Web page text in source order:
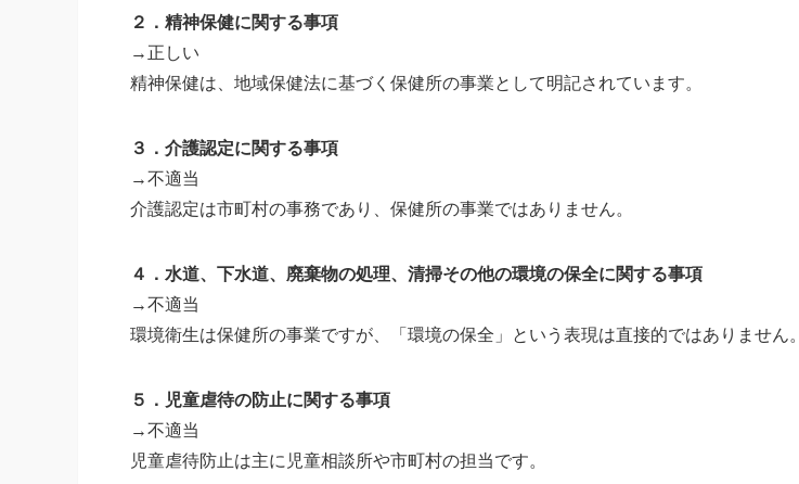
２．精神保健に関する事項
→正しい
精神保健は、地域保健法に基づく保健所の事業として明記されています。
３．介護認定に関する事項
→不適当
介護認定は市町村の事務であり、保健所の事業ではありません。
４．水道、下水道、廃棄物の処理、清掃その他の環境の保全に関する事項
→不適当
環境衛生は保健所の事業ですが、「環境の保全」という表現は直接的ではありません。
５．児童虐待の防止に関する事項
→不適当
児童虐待防止は主に児童相談所や市町村の担当です。